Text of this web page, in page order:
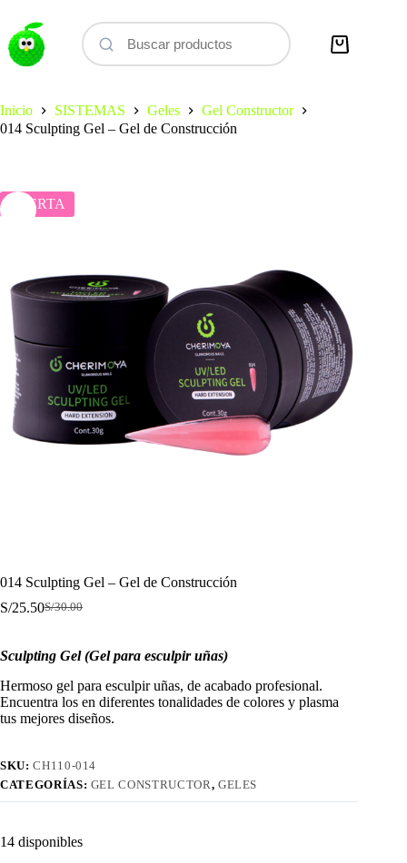
contenido
Carro
Inicio
SISTEMAS Geles
Gel Constructor
014 Sculpting Gel – Gel de Construcción
OFERTA
014 Sculpting Gel – Gel de Construcción
S/30.00
El
era:
S/30.00.
S/25.50El
es:
S/25.50.
Sculpting Gel (Gel para esculpir uñas)
Hermoso gel para esculpir uñas, de acabado profesional.
Encuentra los en diferentes tonalidades de colores y plasma
tus mejores diseños.
SKU:CH110-014
CATEGORÍAS: GEL CONSTRUCTOR, GELES
14 disponibles